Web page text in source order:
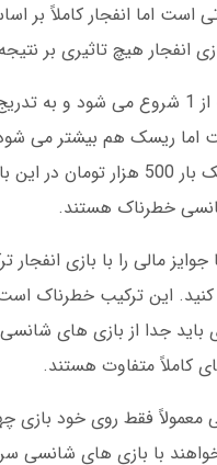
است اما انفجار کاملاً بر
انفجار هیچ تاثیری بر
بازی انفجار ساده به نظر می رسد. یک
اما ریسک هم بیشتر می
خطرناک هستند.
مالی را با بازی
کنید. این ترکیب
باید جدا از بازی های
کاملاً متفاوت هستند.
معمولاً فقط روی خود بازی
با بازی های شانسی سر